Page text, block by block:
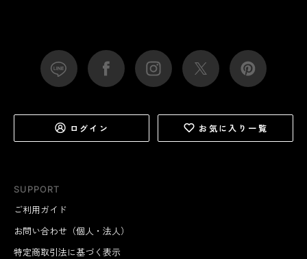
SUPPORT
ご利用ガイド
お問い合わせ（個人・法人）
特定商取引法に基づく表示
ログイン お気に入り一覧